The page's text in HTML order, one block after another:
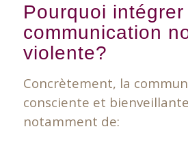
Pourquoi intégrer
communication
violente?
Concrètement, la
consciente et
notamment de: